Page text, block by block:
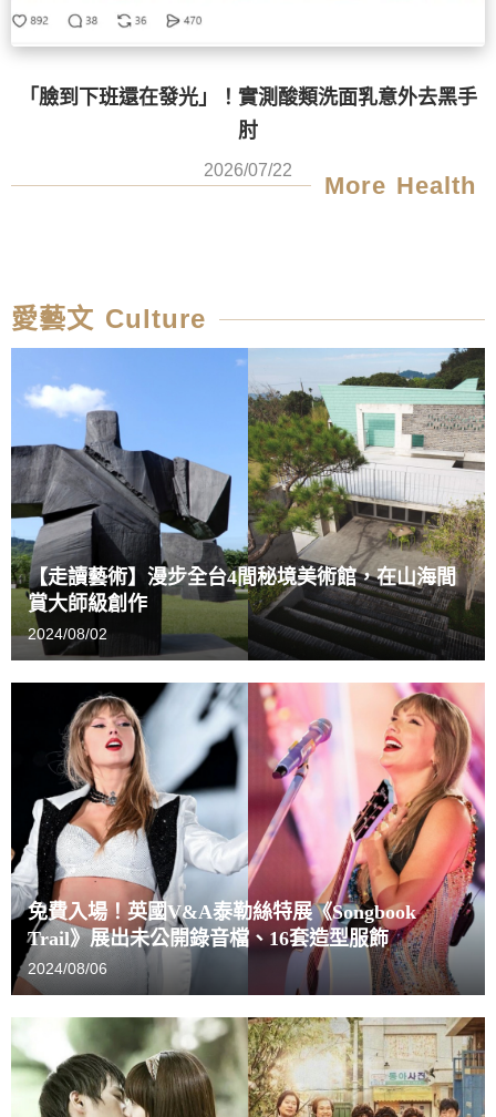
「臉到下班還在發光」！實測酸類洗面乳意外去黑手
肘
2026/07/22
More Health
愛藝文 Culture
【走讀藝術】漫步全台4間秘境美術館，在山海間
賞大師級創作
2024/08/02
免費入場！英國V&A泰勒絲特展《Songbook
Trail》展出未公開錄音檔、16套造型服飾
2024/08/06